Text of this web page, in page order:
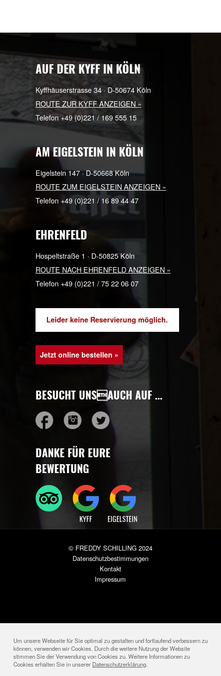
AUF DER KYFF IN KÖLN
Kyffhäuserstrasse 34 · D-50674 Köln
ROUTE ZUR KYFF ANZEIGEN »
Telefon +49 (0)221 / 169 555 15
AM EIGELSTEIN IN KÖLN
Eigelstein 147 · D-50668 Köln
ROUTE ZUM EIGELSTEIN ANZEIGEN »
Telefon +49 (0)221 / 16 89 44 47
EHRENFELD
Hospeltstraße 1 · D-50825 Köln
ROUTE NACH EHRENFELD ANZEIGEN »
Telefon +49 (0)221 / 75 22 06 07
Leider keine Reservierung möglich.
BESUCHT UNSAUCH AUF ...
DANKE FÜR EURE
KYFF EIGELSTEIN
© FREDDY SCHILLING 2024
Datenschutzbestimmungen